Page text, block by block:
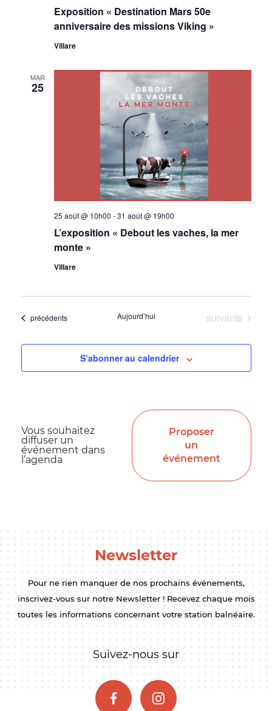
Exposition « Destination Mars 50e
anniversaire des missions Viking »
Villare
MAR
25
L’exposition « Debout les vaches, la mer
monte »
25 août @ 10h00 -31 août @ 19h00
Villare
Évènements
précédents Aujourd’hui Évènements
suivants
S’abonner au calendrier
Vous souhaitez
diffuser un
événement dans
l’agenda
Proposer
un
événement
Newsletter
Pour ne rien manquer de nos prochains évènements,
inscrivez-vous sur notre Newsletter ! Recevez chaque mois
toutes les informations concernant votre station balnéaire.
Suivez-nous sur